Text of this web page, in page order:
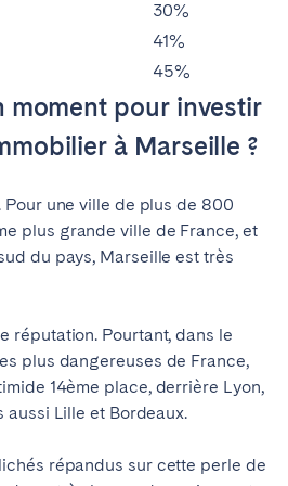
30%
41%
45%
moment pour investir
à Marseille ?
Pour une ville de plus de 800
plus grande ville de France, et
du pays, Marseille est très
réputation. Pourtant, dans le
plus dangereuses de France,
14ème place, derrière Lyon,
aussi Lille et Bordeaux.
répandus sur cette perle de